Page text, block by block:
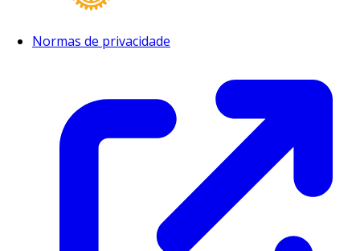
Normas de privacidade